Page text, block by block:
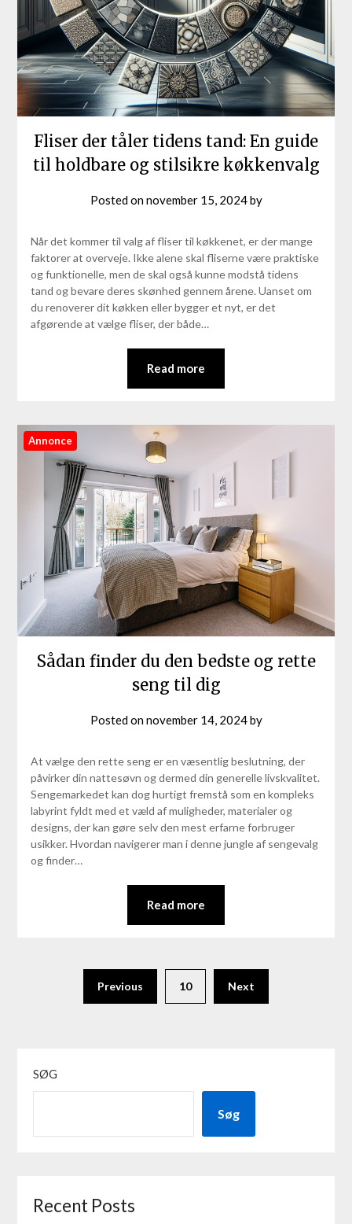
Fliser der tåler tidens tand: En guide
til holdbare og stilsikre køkkenvalg
Posted onnovember 15, 2024by
Når det kommer til valg af fliser til køkkenet, er der mange
faktorer at overveje. Ikke alene skal fliserne være praktiske
og funktionelle, men de skal også kunne modstå tidens
tand og bevare deres skønhed gennem årene. Uanset om
du renoverer dit køkken eller bygger et nyt, er det
afgørende at vælge fliser, der både…
Read more
Annonce
Sådan finder du den bedste og rette
seng til dig
Posted onnovember 14, 2024by
At vælge den rette seng er en væsentlig beslutning, der
påvirker din nattesøvn og dermed din generelle livskvalitet.
Sengemarkedet kan dog hurtigt fremstå som en kompleks
labyrint fyldt med et væld af muligheder, materialer og
designs, der kan gøre selv den mest erfarne forbruger
usikker. Hvordan navigerer man i denne jungle af sengevalg
og finder…
Read more
Previous 10 Next
SØG
Søg
Recent Posts